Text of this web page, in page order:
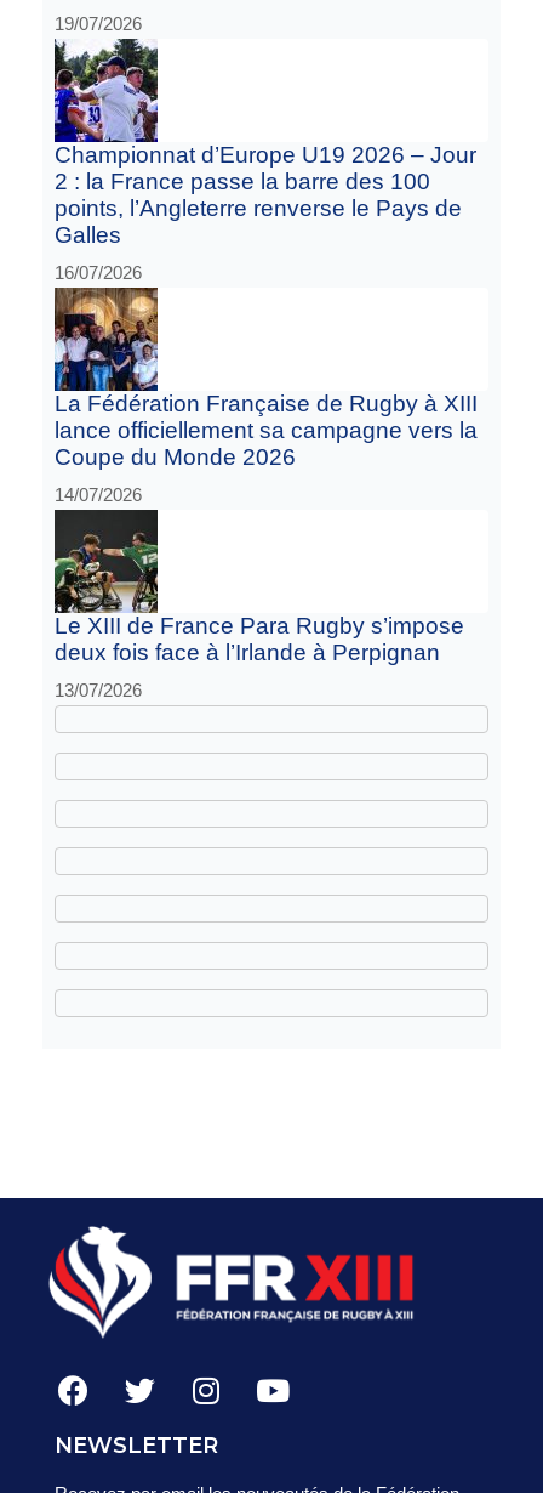
19/07/2026
Championnat d’Europe U19 2026 – Jour
2 : la France passe la barre des 100
points, l’Angleterre renverse le Pays de
Galles
16/07/2026
La Fédération Française de Rugby à XIII
lance officiellement sa campagne vers la
Coupe du Monde 2026
14/07/2026
Le XIII de France Para Rugby s’impose
deux fois face à l’Irlande à Perpignan
13/07/2026
NEWSLETTER